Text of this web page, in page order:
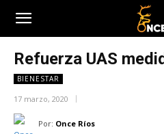
Refuerza UAS
BIENESTAR
17 marzo, 2020
Por: Once Ríos